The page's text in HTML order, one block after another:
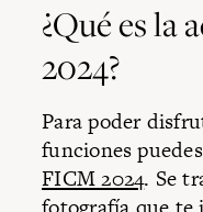
¿Qué es la
2024?
Para poder
funciones
FICM 2024. Se